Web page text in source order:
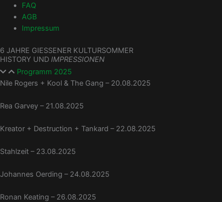
FAQ
AGB
Impressum
6 JAHRE GIESSENER KULTURSOMMER
HISTORY UND IMPRESSIONEN
Programm 2025
Nile Rogers + Kool & The Gang – 20.08.2025
Rea Garvey – 21.08.2025
Kreator + Destruction + Tankard – 22.08.2025
Stahlzeit – 23.08.2025
Johannes Oerding – 24.08.2025
Ronan Keating – 26.08.2025